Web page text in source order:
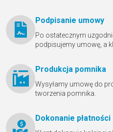
Podpisanie umowy
Po ostatecznym
podpisujemy umowę, a
Produkcja pomnika
Wysyłamy umowę do
tworzenia pomnika.
Dokonanie płatności